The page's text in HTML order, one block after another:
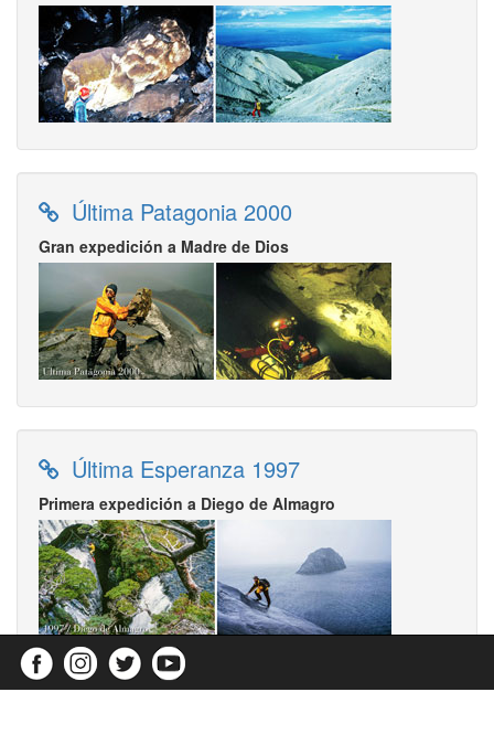
Última Patagonia 2000
Gran expedición a Madre de Dios
Última Esperanza 1997
Primera expedición a Diego de Almagro